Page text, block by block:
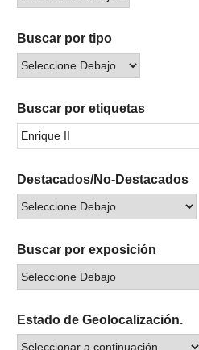
Buscar por tipo
Buscar por etiquetas
Destacados/No-Destacados
Buscar por exposición
Estado de Geolocalización.